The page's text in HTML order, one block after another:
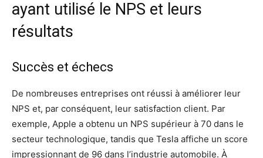
ayant utilisé le NPS et leurs
résultats
Succès et échecs
De nombreuses entreprises ont réussi à améliorer leur
NPS et, par conséquent, leur satisfaction client. Par
exemple, Apple a obtenu un NPS supérieur à 70 dans le
secteur technologique, tandis que Tesla affiche un score
impressionnant de 96 dans l’industrie automobile. À